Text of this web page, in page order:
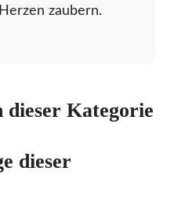
zaubern.
dieser Kategorie
dieser